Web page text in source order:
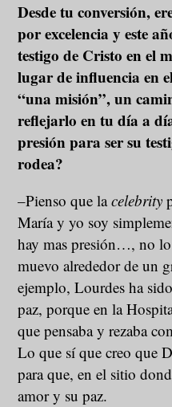
Desde tu conversión,
por excelencia y este
testigo de Cristo en el
lugar de influencia en
“una misión”, un
reflejarlo en tu día a
presión para ser su
rodea?
–Pienso que lacelebrity
María y yo soy
hay mas presión…, no
muevo alrededor de un
ejemplo, Lourdes ha
paz, porque en la
que pensaba y rezaba
Lo que sí que creo que
para que, en el sitio
amor y su paz.